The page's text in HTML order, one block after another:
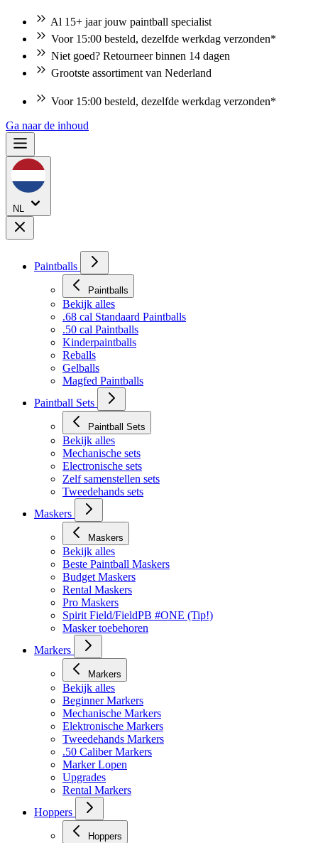
Al 15+ jaar jouw paintball specialist
Voor 15:00 besteld, dezelfde werkdag verzonden*
Niet goed? Retourneer binnen 14 dagen
Grootste assortiment van Nederland
Niet goed? Retourneer binnen 14 dagen
Ga naar de inhoud
NL
Paintballs
Paintballs
Bekijk alles
.68 cal Standaard Paintballs
.50 cal Paintballs
Kinderpaintballs
Reballs
Gelballs
Magfed Paintballs
Paintball Sets
Paintball Sets
Bekijk alles
Mechanische sets
Electronische sets
Zelf samenstellen sets
Tweedehands sets
Maskers
Maskers
Bekijk alles
Beste Paintball Maskers
Budget Maskers
Rental Maskers
Pro Maskers
Spirit Field/FieldPB #ONE (Tip!)
Masker toebehoren
Markers
Markers
Bekijk alles
Beginner Markers
Mechanische Markers
Elektronische Markers
Tweedehands Markers
.50 Caliber Markers
Marker Lopen
Upgrades
Rental Markers
Hoppers
Hoppers